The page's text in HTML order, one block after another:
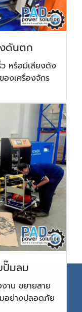
งดันตก
หรือมีเสียงดัง
งเครื่องจักร
ปั๊มลม
งาน ขยายสาย
อย่างปลอดภัย